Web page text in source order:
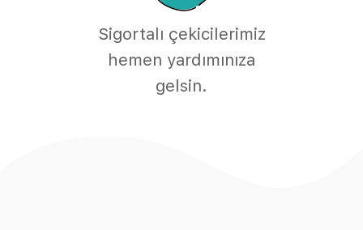
Sigortalı çekicilerimiz
hemen yardımınıza
gelsin.